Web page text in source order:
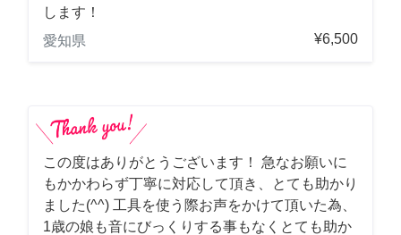
します！
愛知県
¥6,500
この度はありがとうございます！ 急なお願いに
もかかわらず丁寧に対応して頂き、とても助かり
ました(^^) 工具を使う際お声をかけて頂いた為、
1歳の娘も音にびっくりする事もなくとても助か